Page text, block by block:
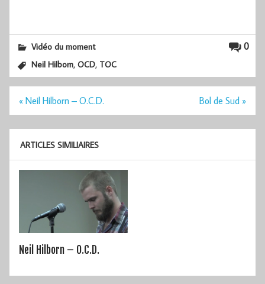
0
Vidéo du moment
Neil Hilborn,OCD, TOC
Navigation
« Neil Hilborn – O.C.D. Bol de Sud »
ARTICLES SIMILIAIRES
Neil Hilborn – O.C.D.